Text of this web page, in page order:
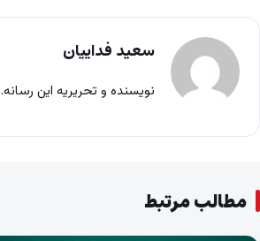
سعید فداییان
نویسنده و تحریریه این رسانه.
مطالب مرتبط